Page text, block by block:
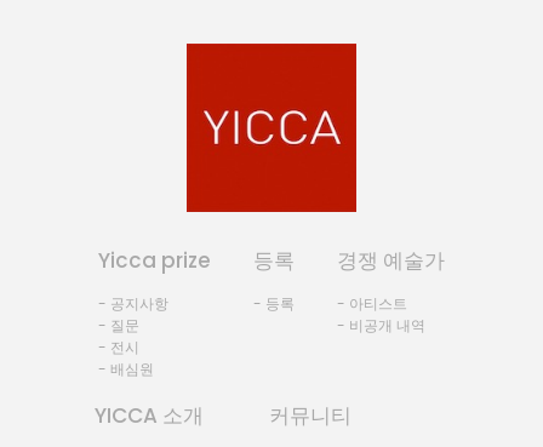
Yicca prize
- 공지사항
- 질문
- 전시
- 배심원
등록
- 등록
경쟁 예술가
- 아티스트
- 비공개 내역
YICCA 소개 커뮤니티